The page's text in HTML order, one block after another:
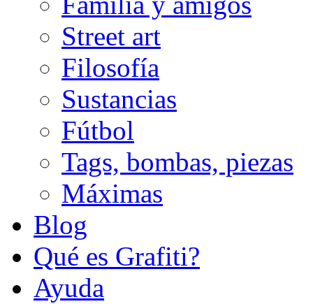
Street art
Filosofía
Sustancias
Fútbol
Tags, bombas, piezas
Máximas
Blog
Qué es Grafiti?
Ayuda